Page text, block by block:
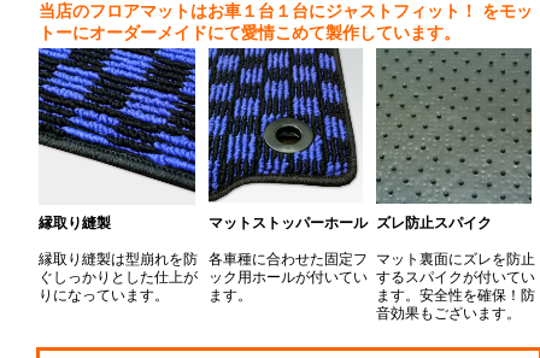
当店のフロアマットはお車１台１台にジャストフィット！
をモッ
トーにオーダーメイドにて愛情こめて製作しています。
縁取り縫製
縁取り縫製は型崩れを防
ぐしっかりとした仕上が
りになっています。
マットストッパーホール
各車種に合わせた固定フ
ック用ホールが付いてい
ます。
ズレ防止スパイク
マット裏面にズレを防止
するスパイクが付いてい
ます。安全性を確保！防
音効果もございます。